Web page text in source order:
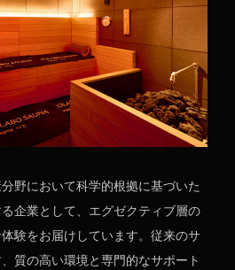
野において科学的根拠に基づいた
企業として、エグゼクティブ層の
験をお届けしています。従来のサ
質の高い環境と専門的なサポート